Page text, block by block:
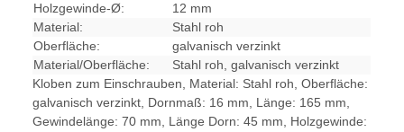
Holzgewinde-Ø:
12 mm
Material:
Stahl roh
Oberfläche:
galvanisch verzinkt
Material/Oberfläche:
Stahl roh, galvanisch verzinkt
Kloben zum Einschrauben, Material: Stahl roh, Oberfläche:
galvanisch verzinkt, Dornmaß: 16 mm, Länge: 165 mm,
Gewindelänge: 70 mm, Länge Dorn: 45 mm, Holzgewinde: